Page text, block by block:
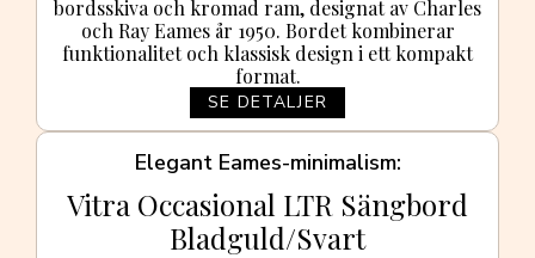
bordsskiva och kromad ram, designat av Charles
och Ray Eames år 1950. Bordet kombinerar
funktionalitet och klassisk design i ett kompakt
format.
SE DETALJER
Elegant Eames-minimalism
Vitra Occasional LTR Sängbord
Bladguld/Svart